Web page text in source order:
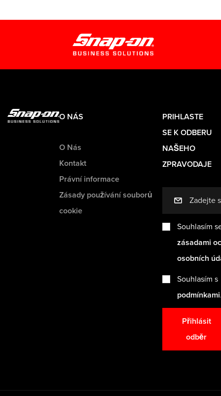
O NÁS
O Nás
Kontakt
Právní informace
Zásady používání souborů
cookie
PRIHLASTE
SE K ODBERU
NAŠEHO
ZPRAVODAJE
mail
Souhlasím
zásadami
osobních
Souhlasím s
podmínkami
Přihlásit
odběr